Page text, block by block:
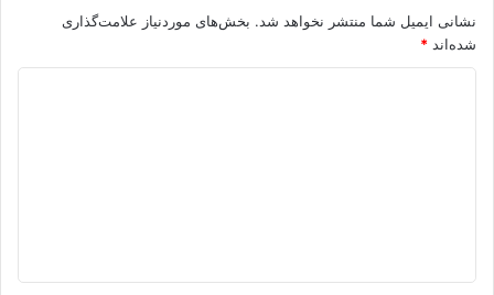
نشانی ایمیل شما منتشر نخواهد شد. بخش‌های موردنیاز علامت‌گذاری
شده‌اند *
*